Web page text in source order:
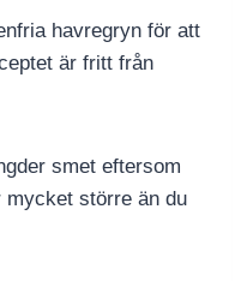
havregryn för att
är fritt från
smet eftersom
större än du